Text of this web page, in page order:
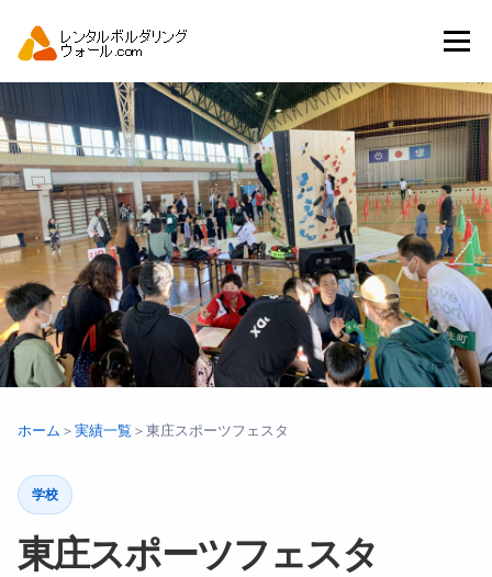
へ
ス
キ
ッ
プ
メニュー
トップ 自動見積り 商品一覧
アーバンスポーツイベント.JP
ホーム ＞実績一覧 ＞東庄スポーツフェスタ
学校
東庄スポーツフェスタ